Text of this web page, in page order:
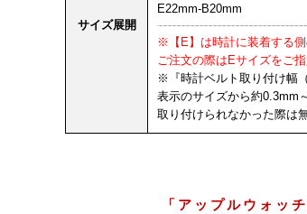
サイズ展開
E22mm-B20mm
※【E】は時計に装着する側
ご注文の際はEサイズをご指
※『時計ベルト取り付け幅
表示のサイズから約0.3mm
取り付けられなかった際は
「アップルウォッ